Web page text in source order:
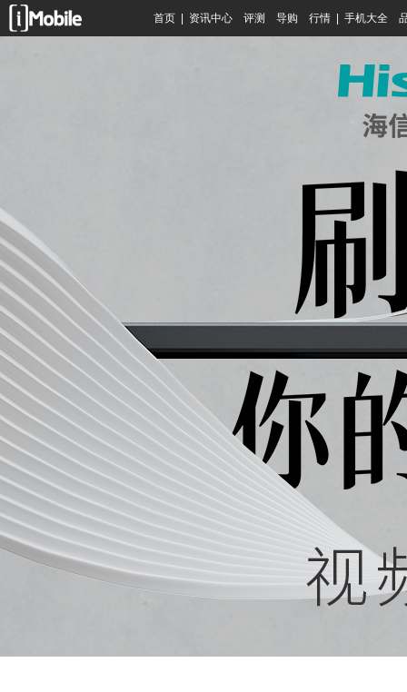
首页 资讯中心 评测 导购 行情 手机大全